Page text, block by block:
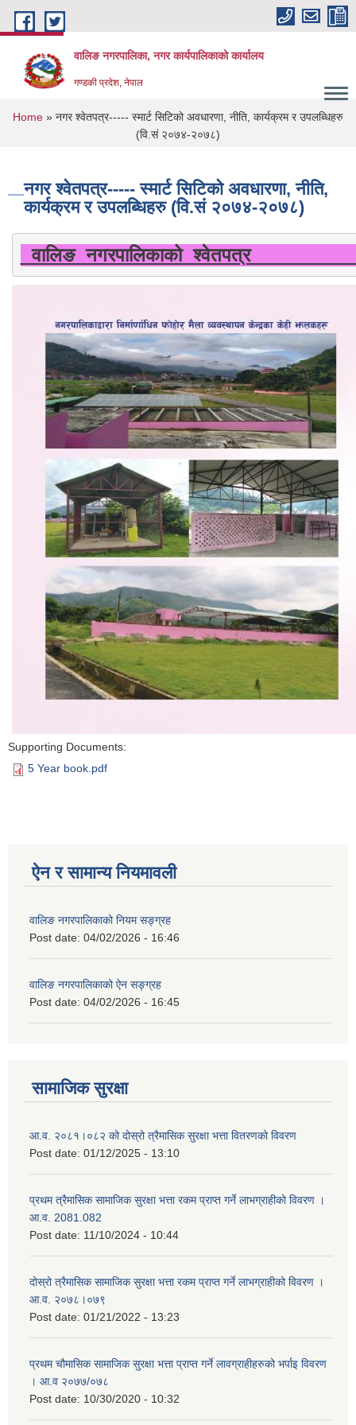
Skip to main content
वालिङ नगरपालिका, नगर कार्यपालिकाको कार्यालय
गण्डकी प्रदेश, नेपाल
You are here
Home » नगर श्वेतपत्र----- स्मार्ट सिटिको अवधारणा, नीति, कार्यक्रम र उपलब्धिहरु
(वि.सं २०७४-२०७८)
नगर श्वेतपत्र----- स्मार्ट सिटिको अवधारणा, नीति,
कार्यक्रम र उपलब्धिहरु (वि.सं २०७४-२०७८)
वालिङ
Supporting Documents:
5 Year book.pdf
ऐन र सामान्य नियमावली
वालिङ नगरपालिकाको नियम सङ्ग्रह
Post date: 04/02/2026 - 16:46
वालिङ नगरपालिकाको ऐन सङ्ग्रह
Post date: 04/02/2026 - 16:45
सामाजिक सुरक्षा
आ.व. २०८१।०८२ को दोस्रो त्रैमासिक सुरक्षा भत्ता वितरणको विवरण
Post date: 01/12/2025 - 13:10
प्रथम त्रैमासिक सामाजिक सुरक्षा भत्ता रकम प्राप्त गर्ने लाभग्राहीको विवरण ।
आ.व. 2081.082
Post date: 11/10/2024 - 10:44
दोस्रो त्रैमासिक सामाजिक सुरक्षा भत्ता रकम प्राप्त गर्ने लाभग्राहीको विवरण ।
आ.व. २०७८।०७९
Post date: 01/21/2022 - 13:23
प्रथम चौमासिक सामाजिक सुरक्षा भत्ता प्राप्त गर्ने लावग्राहीहरुको भर्पाइ विवरण
। आ.व २०७७/०७८
Post date: 10/30/2020 - 10:32